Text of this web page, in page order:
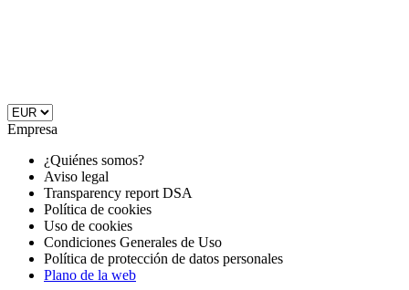
Empresa
¿Quiénes somos?
Aviso legal
Transparency report DSA
Política de cookies
Uso de cookies
Condiciones Generales de Uso
Política de protección de datos personales
Plano de la web